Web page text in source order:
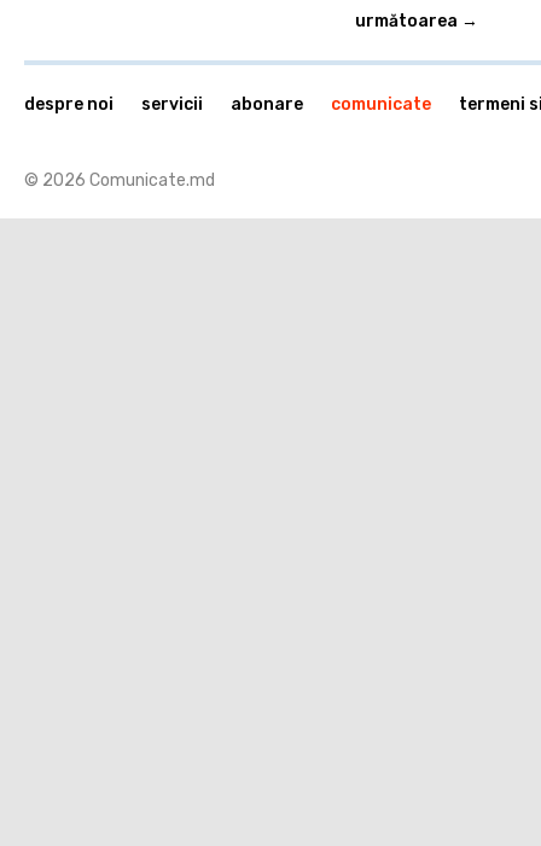
următoarea →
© 2026 Comunicate.md
despre noi servicii abonare comunicate termeni